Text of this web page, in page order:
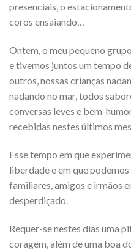
presenciais, o
coros ensaiando…
Ontem, o meu pequeno
e tivemos juntos um tempo
outros, nossas crianças
nadando no mar, todos
conversas leves e bem-
recebidas nestes últimos
Esse tempo em que
liberdade e em que
familiares, amigos e irmãos
desperdiçado.
Requer-se nestes dias uma
coragem, além de uma boa